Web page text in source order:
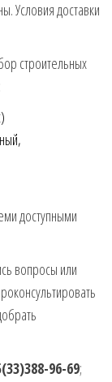
Условия доставки
строительных
доступными
вопросы или
96-69;